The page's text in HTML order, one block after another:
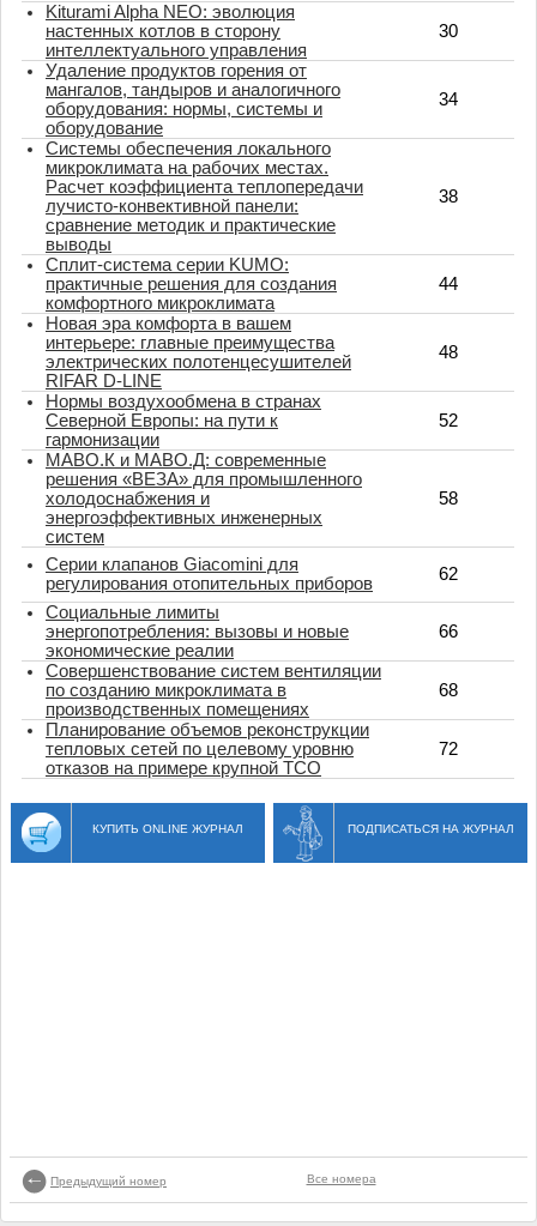
Kiturami Alpha NEO: эволюция
настенных котлов в сторону
интеллектуального управления
30
Удаление продуктов горения от
мангалов, тандыров и аналогичного
оборудования: нормы, системы и
оборудование
34
Системы обеспечения локального
микроклимата на рабочих местах.
Расчет коэффициента теплопередачи
лучисто-конвективной панели:
сравнение методик и практические
выводы
38
Сплит-система серии KUMO:
практичные решения для создания
комфортного микроклимата
44
Новая эра комфорта в вашем
интерьере: главные преимущества
электрических полотенцесушителей
RIFAR D-LINE
48
Нормы воздухообмена в странах
Северной Европы: на пути к
гармонизации
52
МАВО.К и МАВО.Д: современные
решения «ВЕЗА» для промышленного
холодоснабжения и
энергоэффективных инженерных
систем
58
Серии клапанов Giacomini для
регулирования отопительных приборов
62
Социальные лимиты
энергопотребления: вызовы и новые
экономические реалии
66
Совершенствование систем вентиляции
по созданию микроклимата в
производственных помещениях
68
Планирование объемов реконструкции
тепловых сетей по целевому уровню
отказов на примере крупной ТСО
72
КУПИТЬ ONLINE ЖУРНАЛ ПОДПИСАТЬСЯ НА ЖУРНАЛ
Предыдущий номер Все номера